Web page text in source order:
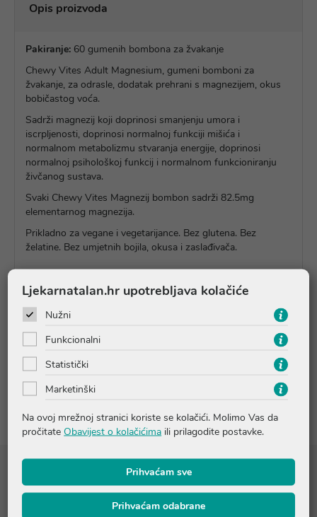
Opis proizvoda
Pakiranje: 60 gumenih bombona za žvakanje
Chewy Vites Adult Magnesium, gumeni bomboni za
žvakanje, za odrasle, dodatak prehrani s magnezijem, okus
bobičastog voća.
Sadrži magnezij koji doprinosi smanjenju umora i
iscrpljenosti, doprinosi normalnoj funkciji mišića i
normalnom metabolizmu stvaranja energije, doprinosi
normalnoj psihološkoj funkcij i normalnom funkcioniranju
živčanog sustava.
Svaki Chewy Vites Magnezij bombon sadrži 82.5mg
elementarnog magnezija.
Prikladno za vegane i vegetarijance. Bez glutena. Bez
želatine. Bez umjetnih bojila, okusa i zaslađivača.
Upute o proizvodu
Pitanja i odgovori
Recenzije
Sastojci
Ljekarnatalan.hr upotrebljava kolačiće
Nužni
Funkcionalni
Statistički
Marketinški
Na ovoj mrežnoj stranici koriste se kolačići. Molimo Vas da
pročitate Obavijest o kolačićima ili prilagodite postavke.
Prihvaćam sve
Prihvaćam odabrane